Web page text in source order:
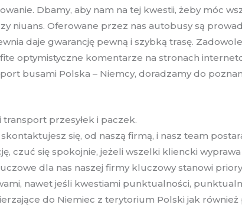
Dbamy, aby nam na tej kwestii, żeby móc
niuans. Oferowane przez nas autobusy są
daje gwarancję pewną i szybką trasę.
optymistyczne komentarze na stronach
busami Polska – Niemcy, doradzamy do
przesyłek i paczek.
się, od naszą firmą, i nasz team
czuć się spokojnie, jeżeli wszelki kliencki
dla nas naszej firmy kluczowy stanowi
nawet jeśli kwestiami punktualności,
do Niemiec z terytorium Polski jak